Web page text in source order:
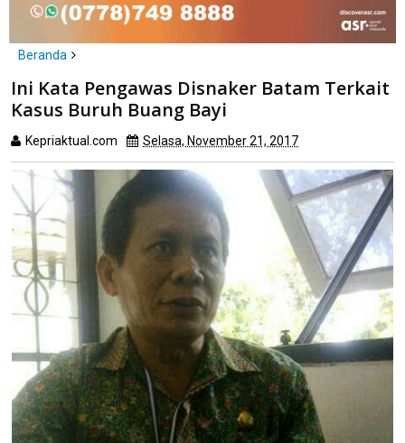
Beranda
Batam
Ini Kata Pengawas Disnaker Batam Terkait Kasus Buruh Buang
Ini Kata Pengawas Disnaker Batam Terkait
Kasus Buruh Buang Bayi
Kepriaktual.com Selasa, November 21, 2017